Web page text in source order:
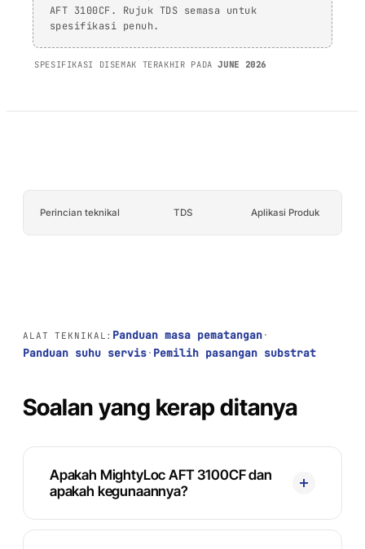
Pita Busa Akrilik
AFT 1200GF
Pita Busa Akrilik
Pita Busa Akrilik
kaca
AFT 3100CF. Rujuk TDS semasa untuk
spesifikasi penuh.
SPESIFIKASI DISEMAK TERAKHIR PADAJUNE 2026
Perincian teknikal TDS Aplikasi Produk
ALAT TEKNIKAL: Panduan masa pematangan·
Panduan suhu servis· Pemilih pasangan substrat
Soalan yang kerap ditanya
Apakah MightyLoc AFT 3100CF dan
apakah kegunaannya?